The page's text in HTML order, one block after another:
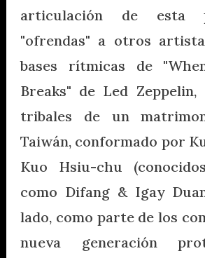
articulación de esta
"ofrendas" a otros
bases rítmicas de
Breaks" de Led
tribales de un
Taiwán, conformado por
Kuo Hsiu-chu
como Difang & Igay
lado, como parte de los
nueva generación